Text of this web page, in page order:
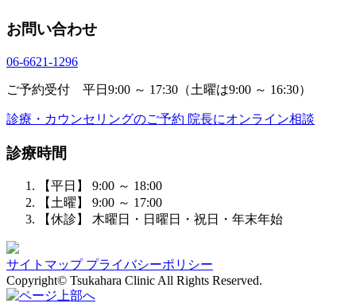
お問い合わせ
06-6621-1296
ご予約受付 平日9:00 ～ 17:30（土曜は9:00 ～ 16:30）
診療・カウンセリングのご予約 院長にオンライン相談
診療時間
【平日】 9:00 ～ 18:00
【土曜】 9:00 ～ 17:00
【休診】 木曜日・日曜日・祝日・年末年始
サイトマップ プライバシーポリシー
Copyright© Tsukahara Clinic All Rights Reserved.